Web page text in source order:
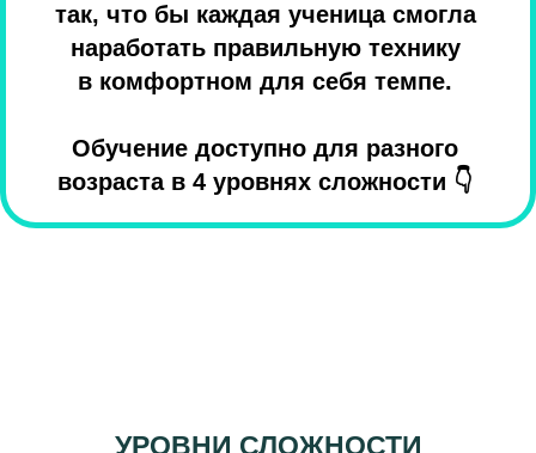
так, что бы каждая ученица смогла
наработать правильную технику
в комфортном для себя темпе.
Обучение доступно для разного
возраста в 4 уровнях сложности 👇
УРОВНИ СЛОЖНОСТИ